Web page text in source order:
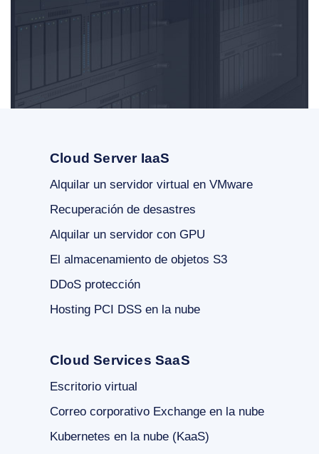
Cloud Server IaaS
Alquilar un servidor virtual en VMware
Recuperación de desastres
Alquilar un servidor con GPU
El almacenamiento de objetos S3
DDoS protección
Hosting PCI DSS en la nube
Cloud Services SaaS
Escritorio virtual
Correo corporativo Exchange en la nube
Kubernetes en la nube (KaaS)